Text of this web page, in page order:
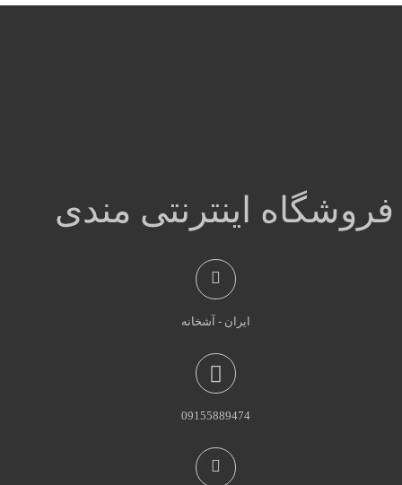
فروشگاه اینترنتی مندی
ایران - آشخانه
09155889474